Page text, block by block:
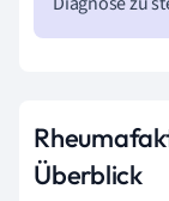
Überblick